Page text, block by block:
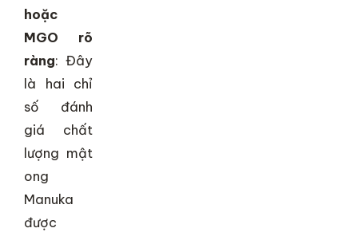
hoặc
MGO rõ
ràng: Đây
là hai chỉ
số đánh
giá chất
lượng mật
ong
Manuka
được